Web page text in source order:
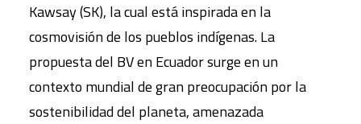
Kawsay (SK), la cual está inspirada en la
cosmovisión de los pueblos indígenas. La
propuesta del BV en Ecuador surge en un
contexto mundial de gran preocupación por la
sostenibilidad del planeta, amenazada